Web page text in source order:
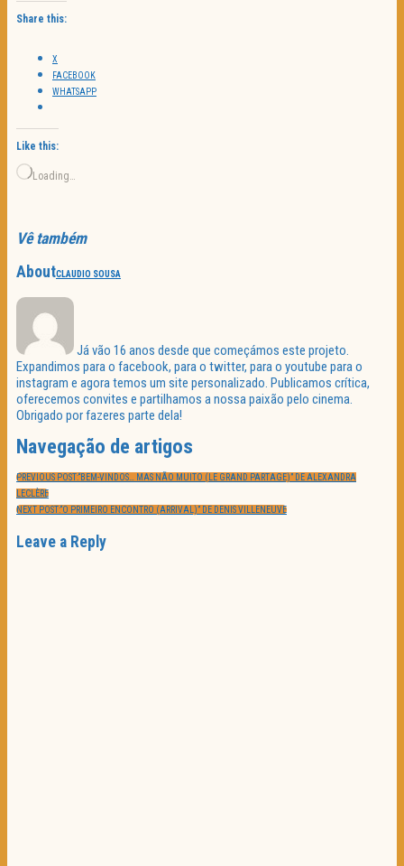
Share this:
X
FACEBOOK
WHATSAPP
Like this:
Loading…
Vê também
AboutCLAUDIO SOUSA
Já vão 16 anos desde que começámos este projeto.
Expandimos para o facebook, para o twitter, para o youtube para o
instagram e agora temos um site personalizado. Publicamos crítica,
oferecemos convites e partilhamos a nossa paixão pelo cinema.
Obrigado por fazeres parte dela!
Navegação de artigos
PREVIOUS POST:“BEM-VINDOS… MAS NÃO MUITO (LE GRAND PARTAGE)” DE ALEXANDRA
LECLÈRE
NEXT POST:“O PRIMEIRO ENCONTRO (ARRIVAL)” DE DENIS VILLENEUVE
Leave a Reply